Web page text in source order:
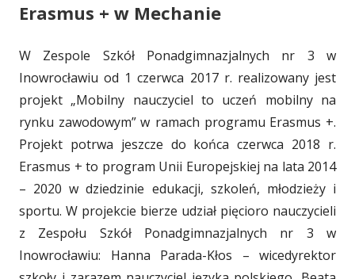
Erasmus + w Mechanie
W Zespole Szkół Ponadgimnazjalnych nr 3 w
Inowrocławiu od 1 czerwca 2017 r. realizowany jest
projekt „Mobilny nauczyciel to uczeń mobilny na
rynku zawodowym” w ramach programu Erasmus +.
Projekt potrwa jeszcze do końca czerwca 2018 r.
Erasmus + to program Unii Europejskiej na lata 2014
– 2020 w dziedzinie edukacji, szkoleń, młodzieży i
sportu. W projekcie bierze udział pięcioro nauczycieli
z Zespołu Szkół Ponadgimnazjalnych nr 3 w
Inowrocławiu: Hanna Parada-Kłos – wicedyrektor